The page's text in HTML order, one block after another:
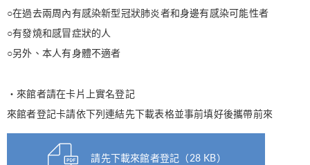
○在過去兩周內有感染新型冠狀肺炎者和身邊有感染可能性者
○有發燒和感冒症狀的人
○另外、本人有身體不適者
・來館者請在卡片上實名登記
來館者登記卡請依下列連結先下載表格並事前填好後攜帶前來
請先下載來館者登記（28 KB）